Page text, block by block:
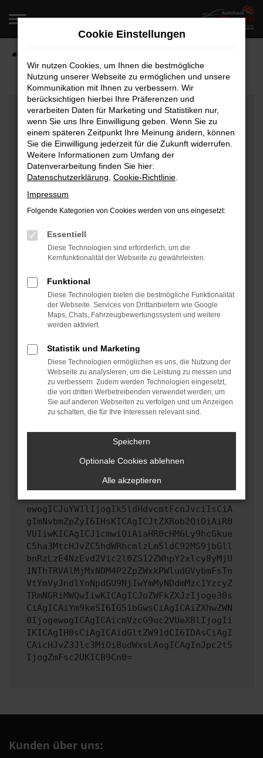
Zum
springen
Fehler: Network Error
Beim Laden ist ein Fehler aufgetreten.
Hier sind ein paar Tipps, die dir helfen können:
Überprüfe deine Firewall und deine
Internetverbindung.
Laden andere Webseiten, zum Beispiel deine
Manche Erweiterungen, wie Werbeblocker, können
das Laden bestimmter Seiten verhindern.
Funktioniert die Seite in einem anderen Browser
Starte dein Gerät neu.
Das kann manchmal helfen, vorübergehende
Probleme zu beheben.
Betriebssystem auf dem neuesten Stand sind.
Veraltete Software birgt nicht nur ein
Sicherheitsrisiko, sondern kann auch dazu führen,
dass bestimmte Funktionen nicht mehr unterstützt
werden.
Wende dich an den Webseitenbetreiber.
Wenn du alle oben genannten Schritte versucht hast,
kontaktiere uns bitte. Wir werden versuchen, das
Problem zu beheben. Du kannst uns diesen Text
schicken, um uns bei der Fehlersuche zu
ewogICJuYW1lIjogIk5ldHdvcmtFcnJvciIsCiA
gImNvbmZpZyI6IHsKICAgICJtZXRob2QiOiAiR0
VUIiwKICAgICJ1cmwiOiAiaHR0cHM6Ly9hcGkue
C5ha3MtcHJvZC5hdWRhcmlzLm5ldC92MS9jbGll
bnRzLzE4NzEvd2Vic2l0ZS12ZWhpY2xlcy8yMjU
1NThTRVAlMjMxNDM4P2ZpZWxkPWludGVybmFsTn
VtYmVyJndlYnNpdGU9NjIwYmMyNDdmMzc1YzcyZ
TRmNGRiMWQwIiwKICAgICJoZWFkZXJzIjoge30s
CiAgICAiYm9keSI6IG51bGwsCiAgICAiZXhwZWN
0IjogewogICAgICAicmVzcG9uc2VUeXBlIjogIi
IKICAgIH0sCiAgICAidGltZW91dCI6IDAsCiAgI
CAicHJvZ3Jlc3MiOiBudWxsLAogICAgInJpc2t5
IjogZmFsc2UKICB9Cn0=
Kunden über uns:
Cookie Einstellungen
Wir nutzen Cookies, um Ihnen die bestmögliche
Nutzung unserer Webseite zu ermöglichen und unsere
Kommunikation mit Ihnen zu verbessern. Wir
berücksichtigen hierbei Ihre Präferenzen und
verarbeiten Daten für Marketing und Statistiken nur,
wenn Sie uns Ihre Einwilligung geben. Wenn Sie zu
einem späteren Zeitpunkt Ihre Meinung ändern, können
Sie die Einwilligung jederzeit für die Zukunft widerrufen.
Weitere Informationen zum Umfang der
Datenverarbeitung finden Sie hier:
Datenschutzerklärung Cookie-Richtlinie
Impressum
Folgende Kategorien von Cookies werden von uns eingesetzt:
Essentiell
Diese Technologien sind erforderlich, um die
Kernfunktionalität der Webseite zu gewährleisten.
Funktional
Diese Technologien bieten die bestmögliche Funktionalität
der Webseite. Services von Drittanbietern wie Google
Maps, Chats, Fahrzeugbewertungssystem und weitere
werden aktiviert.
Statistik und Marketing
Diese Technologien ermöglichen es uns, die Nutzung der
Webseite zu analysieren, um die Leistung zu messen und
zu verbessern. Zudem werden Technologien eingesetzt,
die von dritten Werbetreibenden verwendet werden, um
Sie auf anderen Webseiten zu verfolgen und um Anzeigen
zu schalten, die für Ihre Interessen relevant sind.
Speichern
Optionale Cookies ablehnen
Alle akzeptieren